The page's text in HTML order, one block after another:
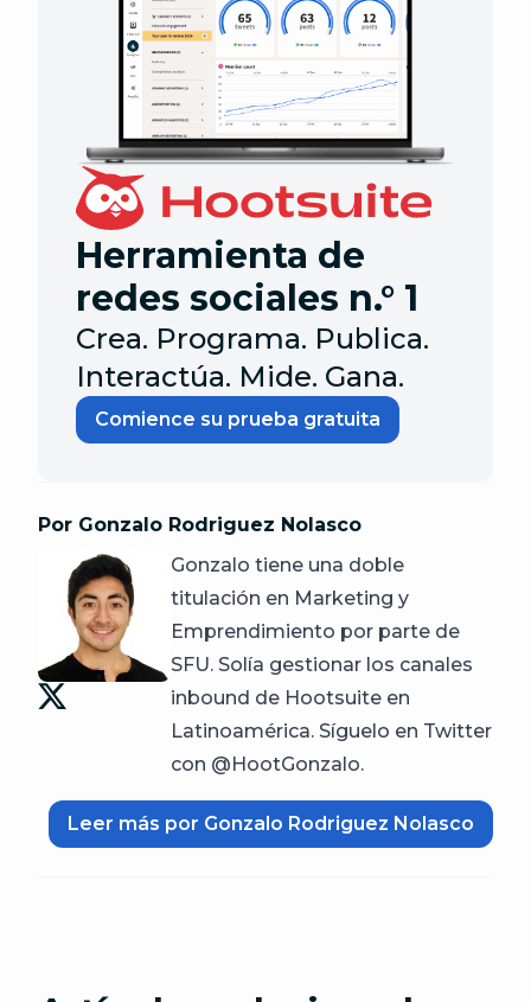
Herramienta de
redes sociales n.° 1
Crea. Programa. Publica.
Interactúa. Mide. Gana.
Comience su prueba gratuita
Por Gonzalo Rodriguez Nolasco
Gonzalo tiene una doble
titulación en Marketing y
Emprendimiento por parte de
SFU. Solía gestionar los canales
inbound de Hootsuite en
Latinoamérica. Síguelo en Twitter
con @HootGonzalo.
Leer más por Gonzalo Rodriguez Nolasco